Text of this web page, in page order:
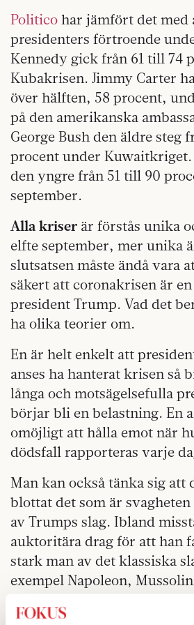
Politico har jämfört det med
presidenters förtroende
Kennedy gick från 61 till 74
Kubakrisen. Jimmy Carter
över hälften, 58 procent,
på den amerikanska
George Bush den äldre steg
procent under Kuwaitkriget.
den yngre från 51 till 90
september.
Alla kriser är förstås unika
elfte september, mer unika
slutsatsen måste ändå vara
säkert att coronakrisen är
president Trump. Vad det
ha olika teorier om.
En är helt enkelt att
anses ha hanterat krisen så
långa och motsägelsefulla
börjar bli en belastning. En
omöjligt att hålla emot när
dödsfall rapporteras varje
Man kan också tänka sig att
blottat det som är
av Trumps slag. Ibland
auktoritära drag för att han
stark man av det klassiska
exempel Napoleon,
samhälle och hans anhängare